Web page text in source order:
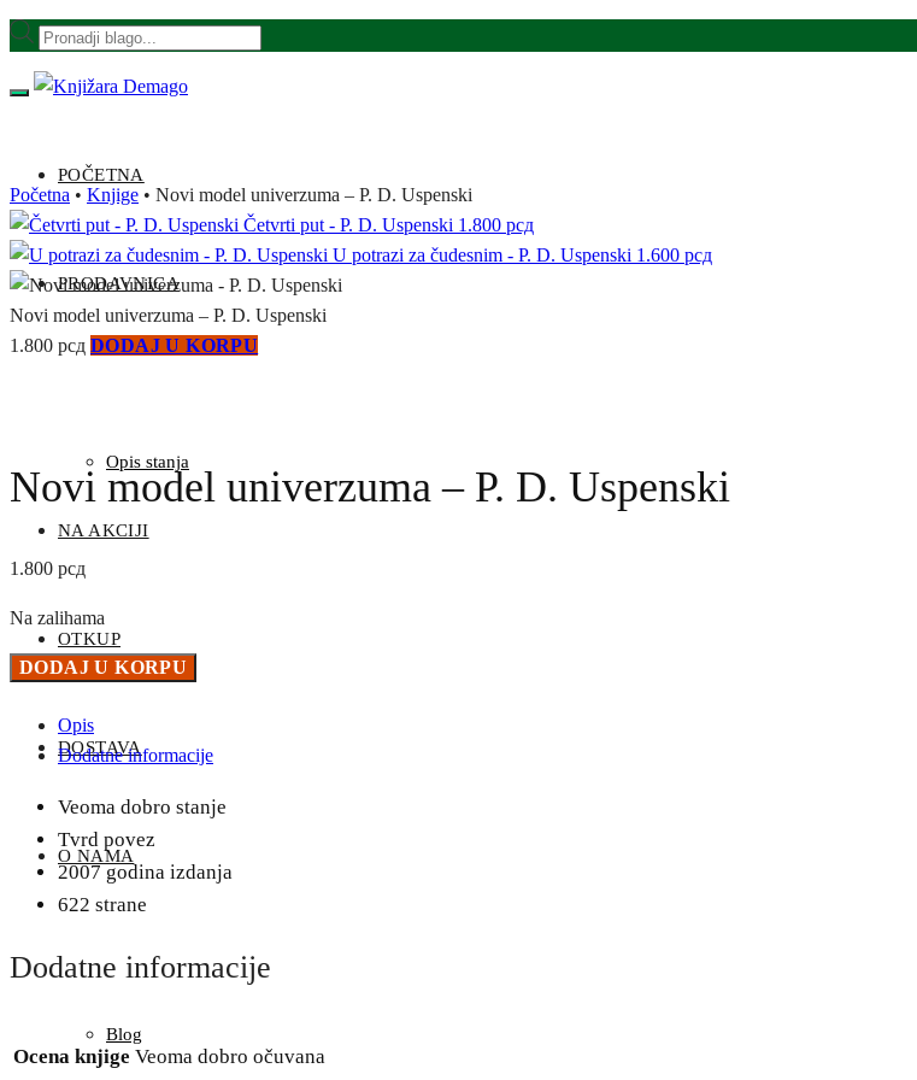
Skip
navigation
Skip
content
Products
POČETNA
PRODAVNICA
Opis stanja
NA AKCIJI
OTKUP
DOSTAVA
O NAMA
Blog
Početna • Knjige • Novi model univerzuma – P. D. Uspenski
Četvrti put - P. D. Uspenski 1.800 рсд
U potrazi za čudesnim - P. D. Uspenski 1.600 рсд
Novi model univerzuma – P. D. Uspenski
1.800 рсд DODAJ U KORPU
Novi model univerzuma – P. D. Uspenski
1.800 рсд
Na zalihama
Novi
univerzuma
Uspenski
količina
DODAJ U KORPU
Opis
Dodatne informacije
Veoma dobro stanje
Tvrd povez
2007 godina izdanja
622 strane
Dodatne informacije
Ocena knjige Veoma dobro očuvana